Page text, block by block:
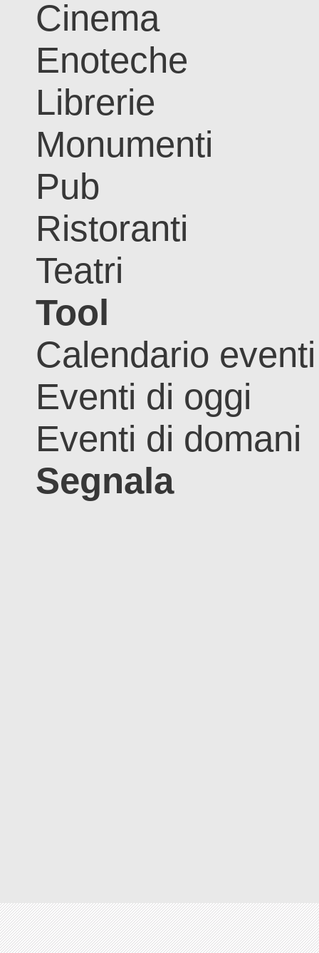
Cinema
Enoteche
Librerie
Monumenti
Pub
Ristoranti
Teatri
Tool
Calendario eventi
Eventi di oggi
Eventi di domani
Segnala